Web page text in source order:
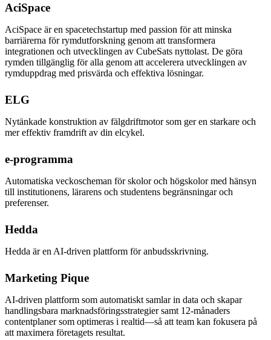
AciSpace
AciSpace är en spacetechstartup med passion för att minska
barriärerna för rymdutforskning genom att transformera
integrationen och utvecklingen av CubeSats nyttolast. De göra
rymden tillgänglig för alla genom att accelerera utvecklingen av
rymduppdrag med prisvärda och effektiva lösningar.
ELG
Nytänkade konstruktion av fälgdriftmotor som ger en starkare och
mer effektiv framdrift av din elcykel.
e-programma
Automatiska veckoscheman för skolor och högskolor med hänsyn
till institutionens, lärarens och studentens begränsningar och
preferenser.
Hedda
Hedda är en AI-driven plattform för anbudsskrivning.
Marketing Pique
AI-driven plattform som automatiskt samlar in data och skapar
handlingsbara marknadsföringsstrategier samt 12-månaders
contentplaner som optimeras i realtid—så att team kan fokusera på
att maximera företagets resultat.